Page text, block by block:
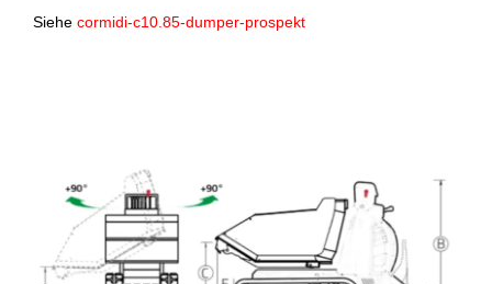
Siehe cormidi-c10.85-dumper-prospekt